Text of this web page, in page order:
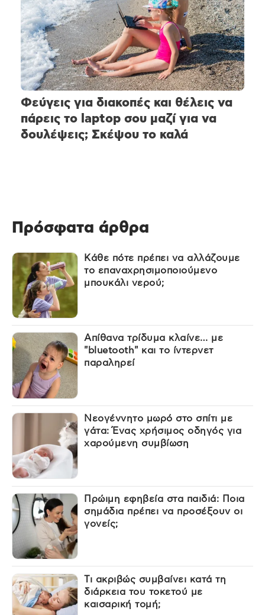
Φεύγεις για διακοπές και θέλεις να
πάρεις το laptop σου μαζί για να
δουλέψεις; Σκέψου το καλά
Πρόσφατα άρθρα
Κάθε πότε πρέπει να αλλάζουμε
το επαναχρησιμοποιούμενο
μπουκάλι νερού;
Απίθανα τρίδυμα κλαίνε… με
"bluetooth" και το ίντερνετ
παραληρεί
Νεογέννητο μωρό στο σπίτι με
γάτα: Ένας χρήσιμος οδηγός για
χαρούμενη συμβίωση
Πρώιμη εφηβεία στα παιδιά: Ποια
σημάδια πρέπει να προσέξουν οι
γονείς;
Τι ακριβώς συμβαίνει κατά τη
διάρκεια του τοκετού με
καισαρική τομή;